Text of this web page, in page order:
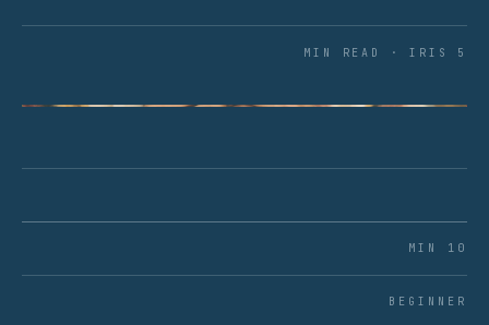
5 MIN READ · IRIS
10 MIN
BEGINNER